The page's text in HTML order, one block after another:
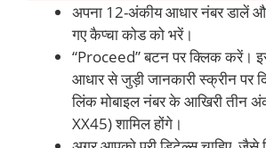
अपना 12-अंकीय आधार नंबर डालें
गए कैप्चा कोड को भरें।
“Proceed” बटन पर क्लिक करें।
आधार से जुड़ी जानकारी स्क्रीन पर
लिंक मोबाइल नंबर के आखिरी तीन
XX45) शामिल होंगे।